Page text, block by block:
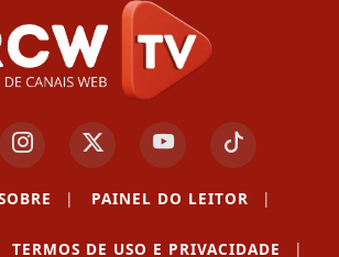
| PAINEL DO LEITOR |
TERMOS DE USO E PRIVACIDADE |